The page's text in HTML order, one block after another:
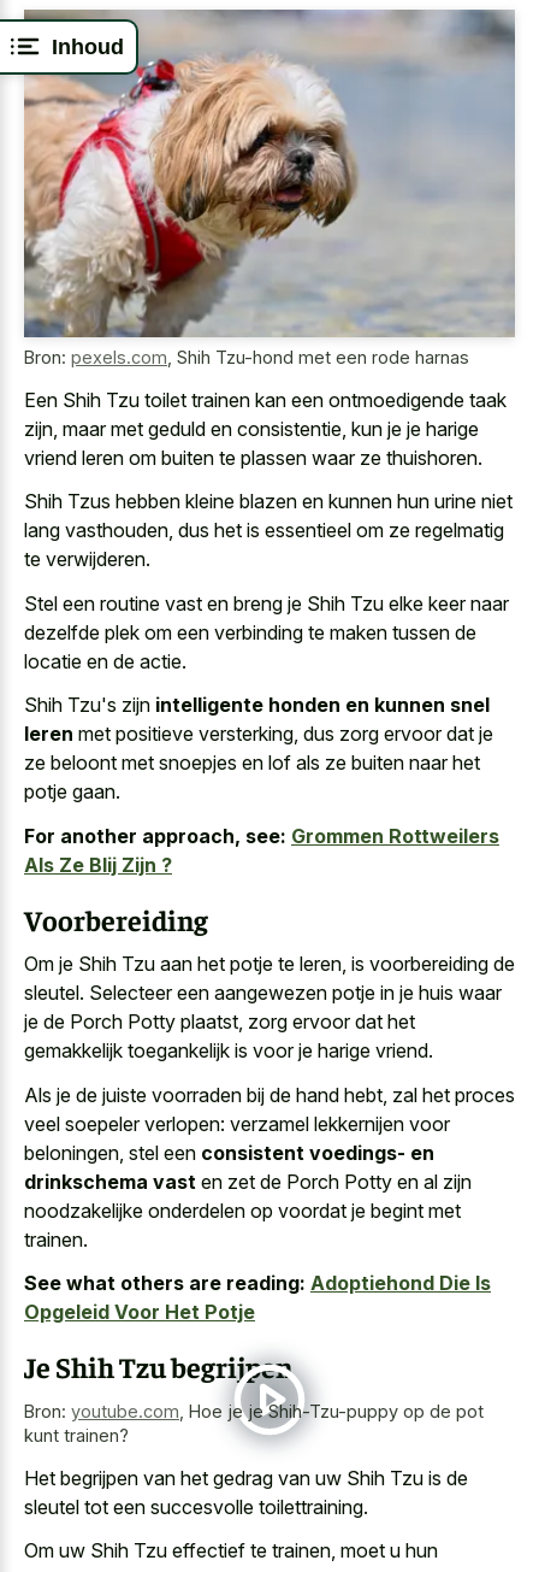
Inhoud
Bron: pexels.com Shih Tzu-hond met een rode harnas
Een Shih Tzu toilet trainen kan een ontmoedigende taak
zijn, maar met geduld en consistentie, kun je je harige
vriend leren om buiten te plassen waar ze thuishoren.
Shih Tzus hebben kleine blazen en kunnen hun urine niet
lang vasthouden, dus het is essentieel om ze regelmatig
te verwijderen.
Stel een routine vast en breng je Shih Tzu elke keer naar
dezelfde plek om een verbinding te maken tussen de
locatie en de actie.
Shih Tzu's zijn intelligente honden en kunnen snel
leren met positieve versterking, dus zorg ervoor dat je
ze beloont met snoepjes en lof als ze buiten naar het
potje gaan.
For another approach, see: Grommen Rottweilers
Als Ze Blij Zijn ?
Voorbereiding
Om je Shih Tzu aan het potje te leren, is voorbereiding de
sleutel. Selecteer een aangewezen potje in je huis waar
je de Porch Potty plaatst, zorg ervoor dat het
gemakkelijk toegankelijk is voor je harige vriend.
Als je de juiste voorraden bij de hand hebt, zal het proces
veel soepeler verlopen: verzamel lekkernijen voor
beloningen, stel een consistent voedings- en
drinkschema vast en zet de Porch Potty en al zijn
noodzakelijke onderdelen op voordat je begint met
trainen.
See what others are reading: Adoptiehond Die Is
Opgeleid Voor Het Potje
Je Shih Tzu begrijpen
Bron: youtube.com Hoe je je Shih-Tzu-puppy op de pot
kunt trainen?
Het begrijpen van het gedrag van uw Shih Tzu is de
sleutel tot een succesvolle toilettraining.
Om uw Shih Tzu effectief te trainen, moet u hun